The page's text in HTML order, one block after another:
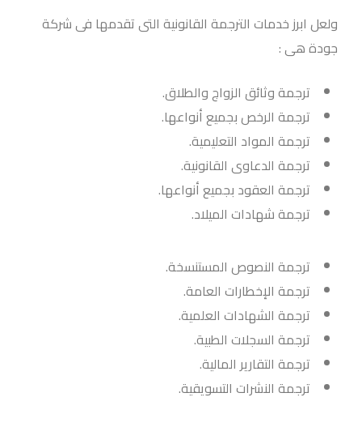
ولعل ابرز خدمات الترجمة القانونية التى تقدمها فى شركة
جودة هى :
ترجمة وثائق الزواج والطلاق.
ترجمة الرخص بجميع أنواعها.
ترجمة المواد التعليمية.
ترجمة الدعاوى القانونية.
ترجمة العقود بجميع أنواعها.
ترجمة شهادات الميلاد.
ترجمة النصوص المستنسخة.
ترجمة الإخطارات العامة.
ترجمة الشهادات العلمية.
ترجمة السجلات الطبية.
ترجمة التقارير المالية.
ترجمة النشرات التسويقية.